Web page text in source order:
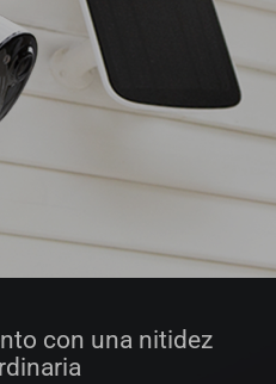
con una nitidez